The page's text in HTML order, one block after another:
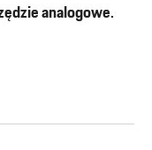
analogowe.